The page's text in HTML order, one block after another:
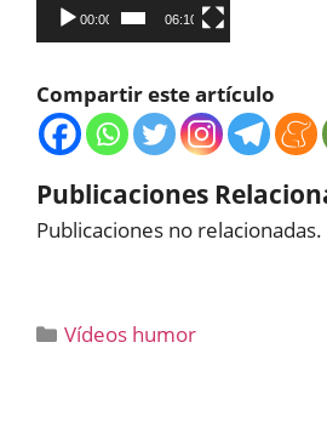
00:00 06:10
Compartir este artículo
Publicaciones
Publicaciones no relacionadas.
Categorías
Vídeos humor